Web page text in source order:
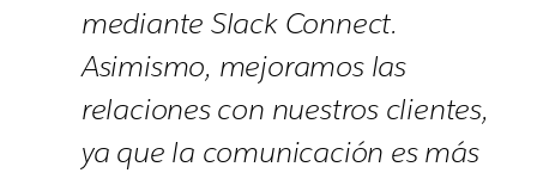
mediante Slack Connect.
Asimismo, mejoramos las
relaciones con nuestros clientes,
ya que la comunicación es más